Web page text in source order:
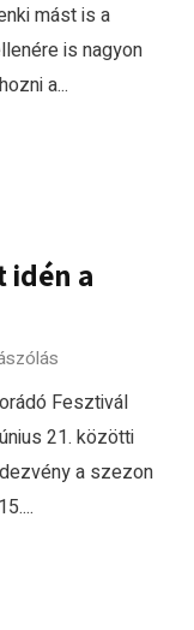
mást is a
is nagyon
a...
idén a
Fesztivál
21. közötti
a szezon